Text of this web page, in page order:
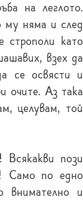
на леглото.
му няма и след
строполи като
взех да
се освясти и
очите. Аз така
целувам, той
пози
Само по едно
внимателно и